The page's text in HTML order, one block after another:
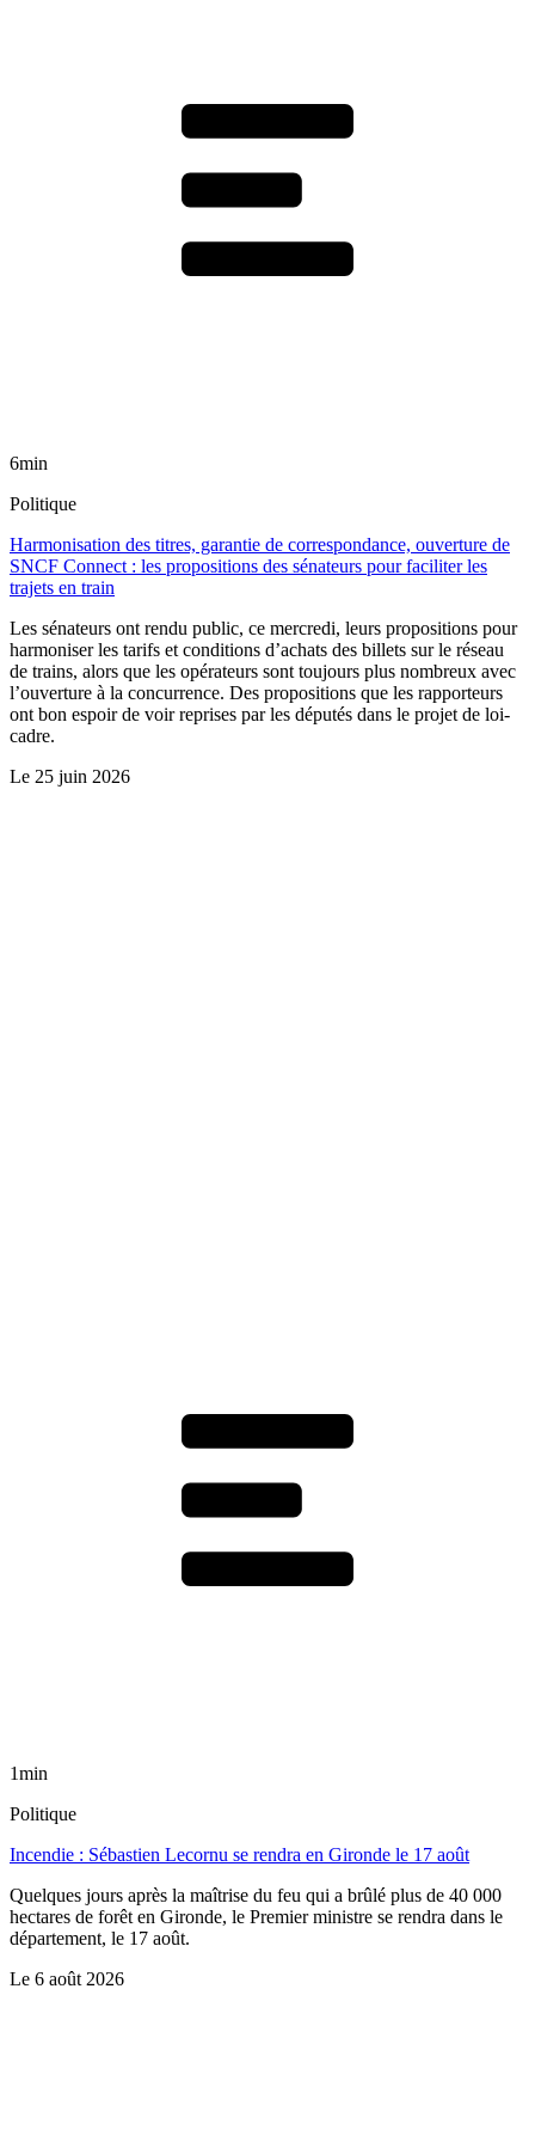
6min
Politique
Harmonisation des titres, garantie de correspondance, ouverture de
SNCF Connect : les propositions des sénateurs pour faciliter les
trajets en train
Les sénateurs ont rendu public, ce mercredi, leurs propositions pour
harmoniser les tarifs et conditions d’achats des billets sur le réseau
de trains, alors que les opérateurs sont toujours plus nombreux avec
l’ouverture à la concurrence. Des propositions que les rapporteurs
ont bon espoir de voir reprises par les députés dans le projet de loi-
cadre.
Le 25 juin 2026
1min
Politique
Incendie : Sébastien Lecornu se rendra en Gironde le 17 août
Quelques jours après la maîtrise du feu qui a brûlé plus de 40 000
hectares de forêt en Gironde, le Premier ministre se rendra dans le
département, le 17 août.
Le 6 août 2026